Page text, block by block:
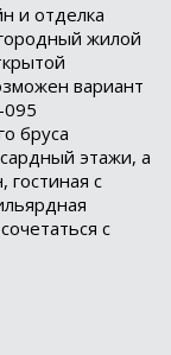
и отделка
жилой
вариант
095
бруса
этажи, а
гостиная с
с